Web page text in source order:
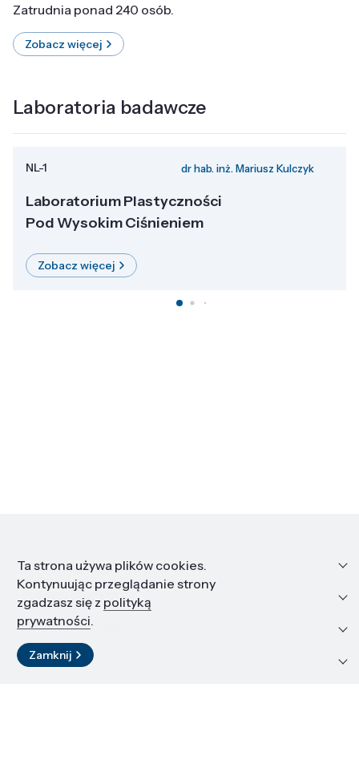
Zatrudnia ponad 240 osób.
Zobacz więcej
Laboratoria badawcze
NL-1 dr hab. inż. Mariusz Kulczyk
Laboratorium Plastyczności
Pod Wysokim Ciśnieniem
Zobacz więcej
Informacje
Edukacja i kariera
Zasoby i materiały
Kontakt
Ta strona używa plików cookies.
Kontynuując przeglądanie strony
zgadzasz się z polityką
prywatności.
Zamknij